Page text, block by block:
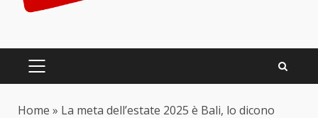
PRIMARY
Home » La meta dell’estate 2025 è Bali, lo dicono